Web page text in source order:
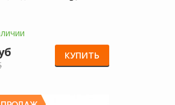
КУПИТЬ